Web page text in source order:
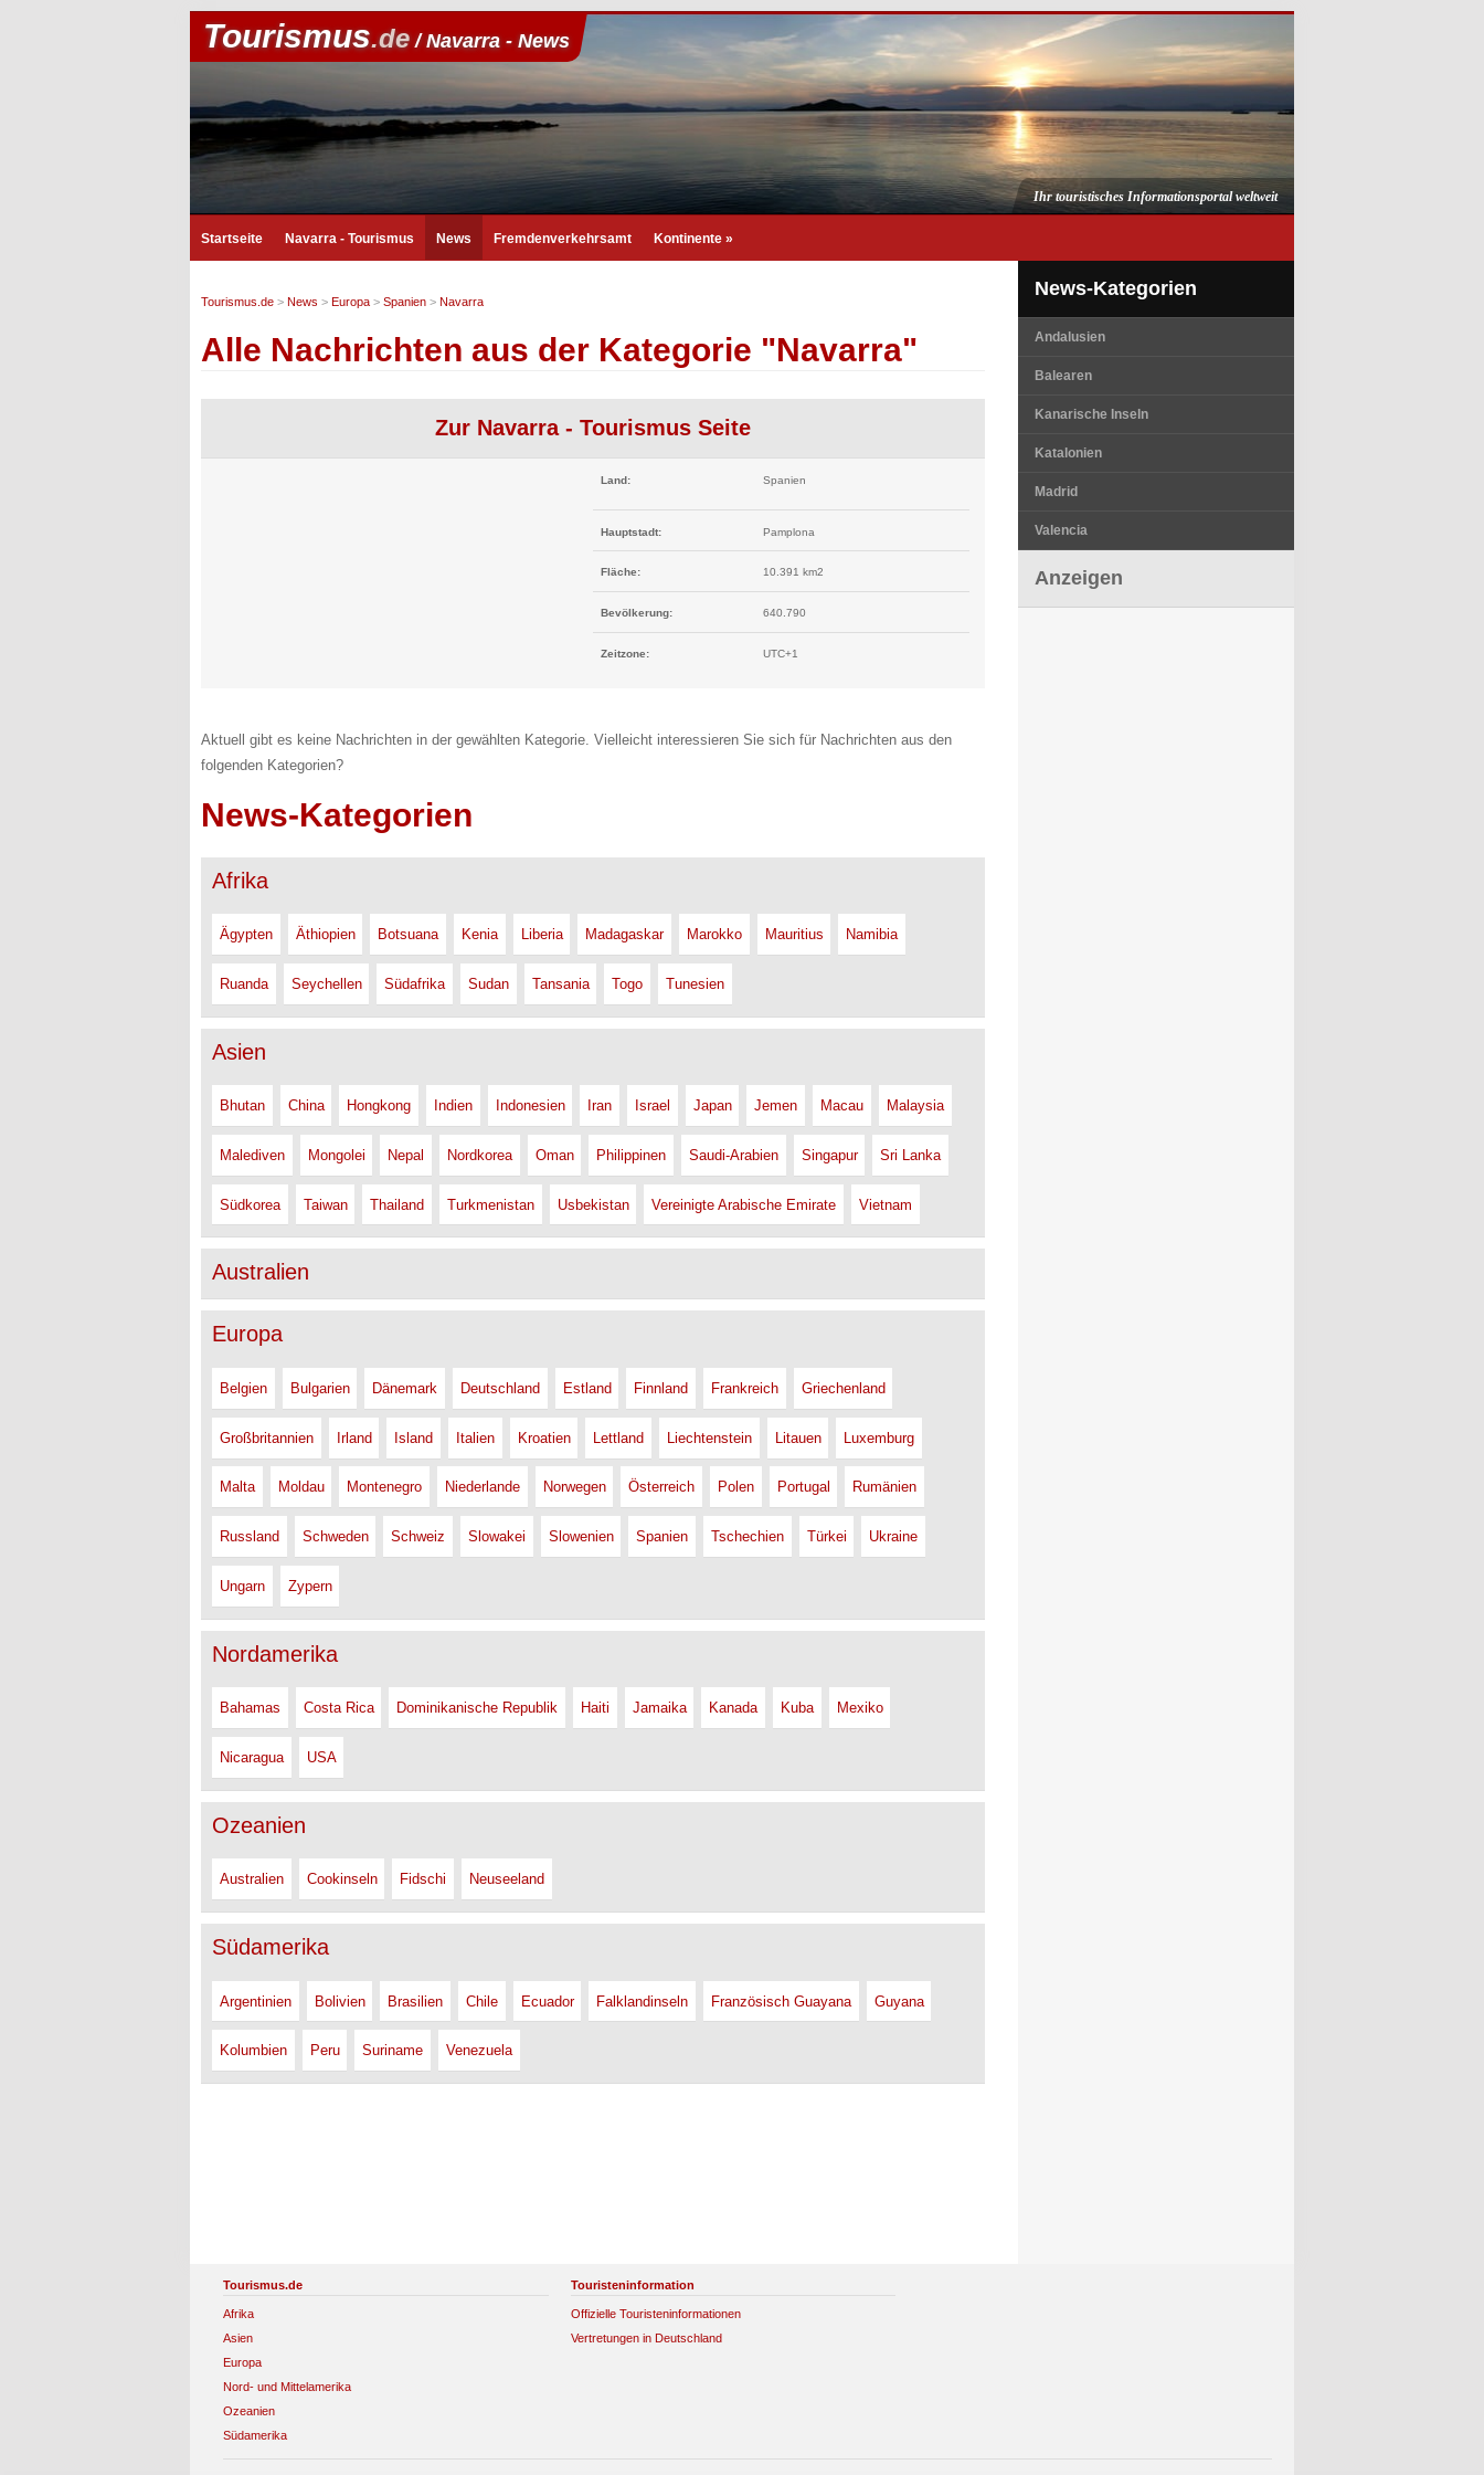
Tourismus.de/ Navarra - News
Ihr touristisches Informationsportal weltweit
Startseite Navarra - Tourismus News Fremdenverkehrsamt Kontinente »
Tourismus.de > News > Europa > Spanien > Navarra
Alle Nachrichten aus der Kategorie "Navarra"
Zur Navarra - Tourismus Seite
Land: Spanien
Hauptstadt: Pamplona
Fläche: 10.391 km2
Bevölkerung: 640.790
Zeitzone: UTC+1
Aktuell gibt es keine Nachrichten in der gewählten Kategorie. Vielleicht interessieren Sie sich für Nachrichten aus den
folgenden Kategorien?
News-Kategorien
Afrika
Ägypten Äthiopien Botsuana Kenia Liberia Madagaskar Marokko Mauritius Namibia
Ruanda Seychellen Südafrika Sudan Tansania Togo Tunesien
Asien
Bhutan China Hongkong Indien Indonesien Iran Israel Japan Jemen Macau Malaysia
Malediven Mongolei Nepal Nordkorea Oman Philippinen Saudi-Arabien Singapur Sri Lanka
Südkorea Taiwan Thailand Turkmenistan Usbekistan Vereinigte Arabische Emirate Vietnam
Australien
Europa
Belgien Bulgarien Dänemark Deutschland Estland Finnland Frankreich Griechenland
Großbritannien Irland Island Italien Kroatien Lettland Liechtenstein Litauen Luxemburg
Malta Moldau Montenegro Niederlande Norwegen Österreich Polen Portugal Rumänien
Russland Schweden Schweiz Slowakei Slowenien Spanien Tschechien Türkei Ukraine
Ungarn Zypern
Nordamerika
Bahamas Costa Rica Dominikanische Republik Haiti Jamaika Kanada Kuba Mexiko
Nicaragua USA
Ozeanien
Australien Cookinseln Fidschi Neuseeland
Südamerika
Argentinien Bolivien Brasilien Chile Ecuador Falklandinseln Französisch Guayana Guyana
Kolumbien Peru Suriname Venezuela
News-Kategorien
Andalusien
Balearen
Kanarische Inseln
Katalonien
Madrid
Valencia
Anzeigen
Tourismus.de
Afrika
Asien
Europa
Nord- und Mittelamerika
Ozeanien
Südamerika
Touristeninformation
Offizielle Touristeninformationen
Vertretungen in Deutschland